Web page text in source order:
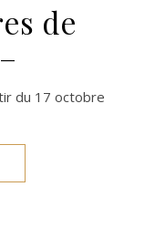
de
du 17 octobre